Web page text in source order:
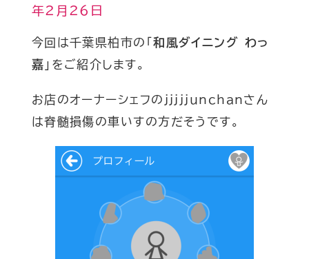
年2月26日
今回は千葉県柏市の「和風ダイニング わっ
嘉 」をご紹介します。
お店のオーナーシェフのjjjjjunchanさん
は脊髄損傷の車いすの方だそうです。